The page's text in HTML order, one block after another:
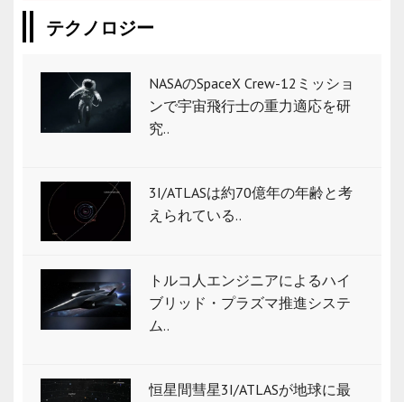
テクノロジー
NASAのSpaceX Crew-12ミッショ
ンで宇宙飛行士の重力適応を研
究..
3I/ATLASは約70億年の年齢と考
えられている..
トルコ人エンジニアによるハイ
ブリッド・プラズマ推進システ
ム..
恒星間彗星3I/ATLASが地球に最